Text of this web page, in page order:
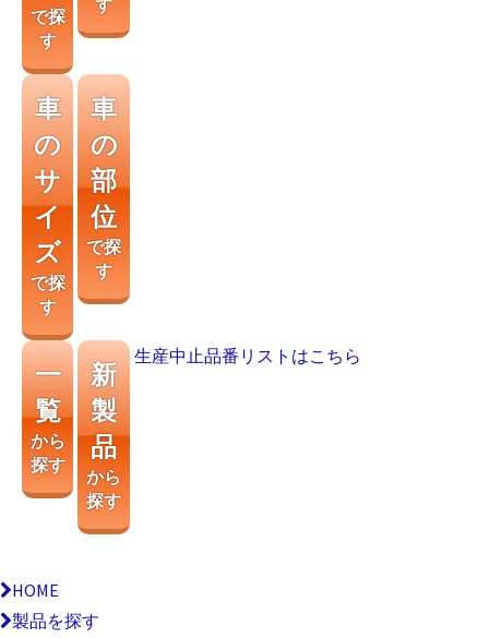
で探
す
車
の
サ
イ
ズ
で探
す
車
の
部
位
で探
す
一
覧
から
探す
新
製
品
から
探す
生産中止品番リストはこちら
HOME
製品を探す